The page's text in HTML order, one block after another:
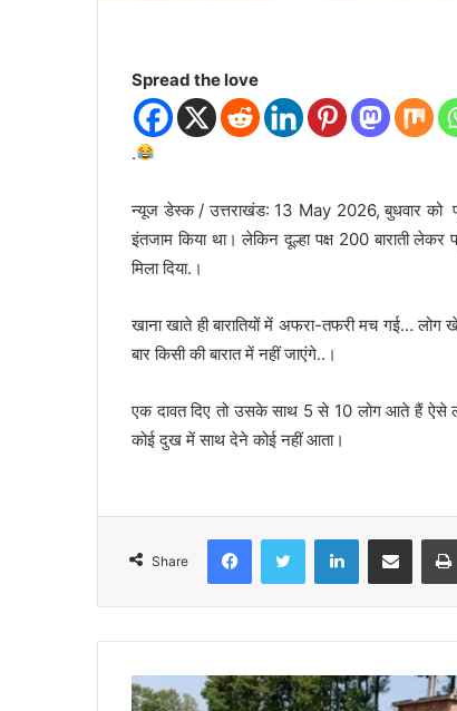
Spread the love
.
न्यूज डेस्क / उत्तराखंड: 13 May 2026, बुधवार को
इंतजाम किया था। लेकिन दूल्हा पक्ष 200 बाराती
मिला दिया.।
खाना खाते ही बारातियों में अफरा-तफरी मच गई…
बार किसी की बारात में नहीं जाएंगे..।
एक दावत दिए तो उसके साथ 5 से 10 लोग आते हैं ऐसे
कोई दुख में साथ देने कोई नहीं आता।
Share